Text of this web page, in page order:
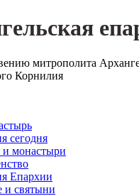
митрополита
Корнилия
сегодня
монастыри
Епархии
и святыни